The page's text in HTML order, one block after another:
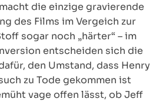
die einzige gravierende
des Films im Vergeich zur
sogar noch „härter“ – im
entscheiden sich die
den Umstand, dass Henry
zu Tode gekommen ist
vage offen lässt, ob Jeff